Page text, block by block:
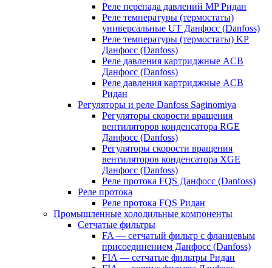
Реле перепада давлений MP Ридан
Реле температуры (термостаты)
универсальные UT Данфосс (Danfoss)
Реле температуры (термостаты) KP
Данфосс (Danfoss)
Реле давления картриджные ACB
Данфосс (Danfoss)
Реле давления картриджные ACB
Ридан
Регуляторы и реле Danfoss Saginomiya
Регуляторы скорости вращения
вентиляторов конденсатора RGE
Данфосс (Danfoss)
Регуляторы скорости вращения
вентиляторов конденсатора XGE
Данфосс (Danfoss)
Реле протока FQS Данфосс (Danfoss)
Реле протока
Реле протока FQS Ридан
Промышленные холодильные компоненты
Сетчатые фильтры
FA — сетчатый фильтр с фланцевым
присоединением Данфосс (Danfoss)
FIA — сетчатые фильтры Ридан